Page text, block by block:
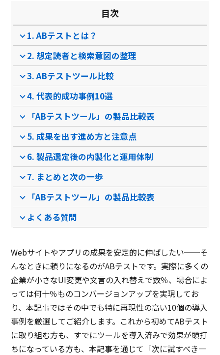
外部ツールとの連携
製品名
サービス資料
無料ダウンロード
ソフト種別
推奨環境
視線シミュレーションAI
クラウド型ソフト
PCブラウザスマートフォ
ンブラウザ
クラウド型ソフト
PCブラウザ
ンブラウザ
目次
1. ABテストとは？
2. 想定読者と検索意図の整理
3. ABテストツール比較
4. 代表的成功事例10選
「ABテストツール」の製品比較表
5. 成果を出す進め方と注意点
6. 製品選定後の内製化と運用体制
7. まとめと次の一歩
「ABテストツール」の製品比較表
よくある質問
Webサイトやアプリの成果を安定的に伸ばしたい──そ
んなときに頼りになるのがABテストです。実際に多くの
企業が小さなUI変更や文言の入れ替えで数％、場合によ
っては何十％ものコンバージョンアップを実現してお
り、本記事ではその中でも特に再現性の高い10個の導入
事例を厳選してご紹介します。これから初めてABテスト
に取り組む方も、すでにツールを導入済みで効果が頭打
ちになっている方も、本記事を通じて「次に試すべき一